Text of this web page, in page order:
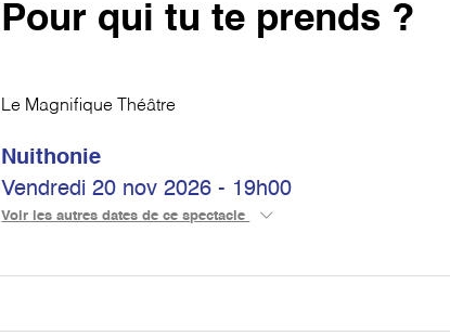
Pour qui tu te prends ?
Le Magnifique Théâtre
Nuithonie
Vendredi 20 nov 2026 - 19h00
Voir les autres dates de ce spectacle